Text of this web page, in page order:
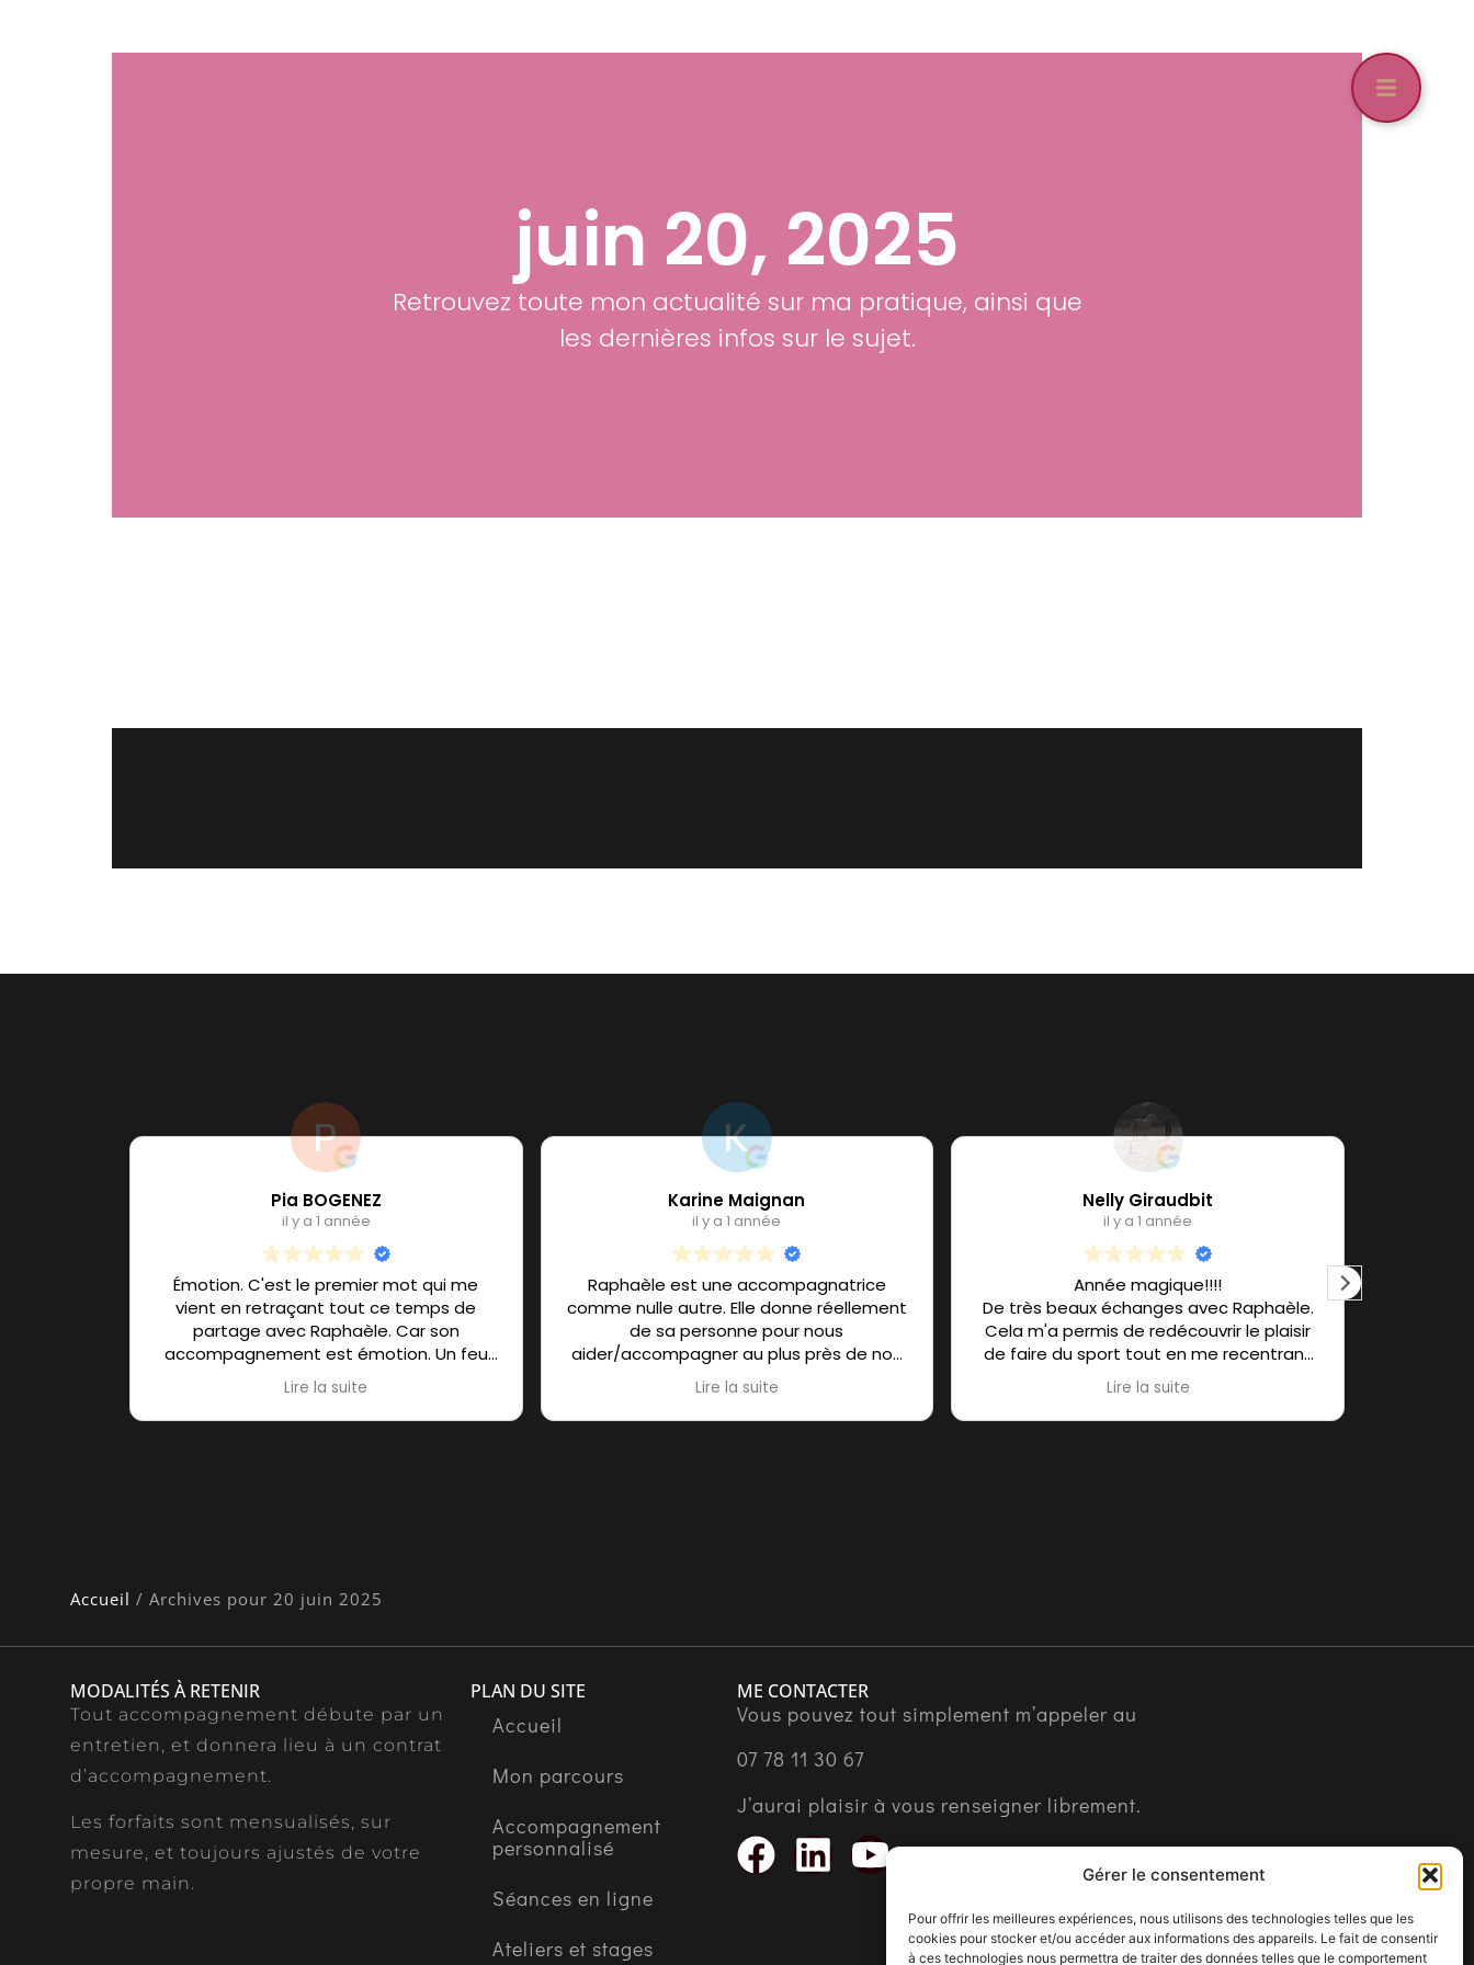
Gérer le consentement
Pour offrir les meilleures expériences, nous utilisons des technologies telles que les
cookies pour stocker et/ou accéder aux informations des appareils. Le fait de consentir
à ces technologies nous permettra de traiter des données telles que le comportement
juin 20, 2025
Retrouvez toute mon actualité sur ma pratique, ainsi que
les dernières infos sur le sujet.
Pia BOGENEZ
il y a 1 année
Émotion. C'est le premier mot qui me
vient en retraçant tout ce temps de
partage avec Raphaèle. Car son
accompagnement est émotion. Un feu
d'artifices de mille couleurs! Sa
spontanéité et la confiance qu'elle met
en vous, libère cette sensation de Vivre
Lire la suite
Karine Maignan
il y a 1 année
Raphaèle est une accompagnatrice
comme nulle autre. Elle donne réellement
de sa personne pour nous
aider/accompagner au plus près de nos
besoins, sans jamais juger. Et au delà de
ses compétences techniques (en sports
et diverses activités type stretching,
mouvement avec un moral regonflé à
en présentiel ou en visio !!!
Lire la suite
Nelly Giraudbit
il y a 1 année
Année magique!!!!
De très beaux échanges avec Raphaèle.
Cela m'a permis de redécouvrir le plaisir
de faire du sport tout en me recentrant
sur moi-même.
J'ai réappris à prendre du temps pour moi.
N'hésitez pas à tenter l'aventure !!
Lire la suite
Accueil / Archives pour 20 juin 2025
MODALITÉS À RETENIR
Tout accompagnement débute par un
entretien, et donnera lieu à un contrat
d’accompagnement.
Les forfaits sont mensualisés, sur
mesure, et toujours ajustés de votre
propre main.
PLAN DU SITE
Accueil
Mon parcours
Accompagnement
personnalisé
Séances en ligne
Ateliers et stages
ME CONTACTER
Vous pouvez tout simplement m’appeler au
07 78 11 30 67
J’aurai plaisir à vous renseigner librement.